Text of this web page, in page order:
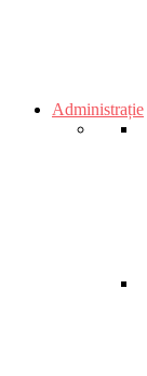
Administrație